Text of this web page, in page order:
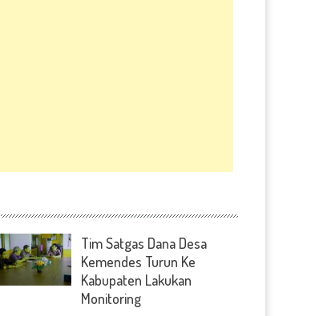
Tim Satgas Dana Desa
Kemendes Turun Ke
Kabupaten Lakukan
Monitoring